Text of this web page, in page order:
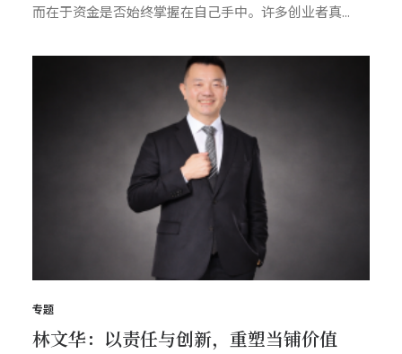
而在于资金是否始终掌握在自己手中。许多创业者真...
专题
林文华：以责任与创新，重塑当铺价值